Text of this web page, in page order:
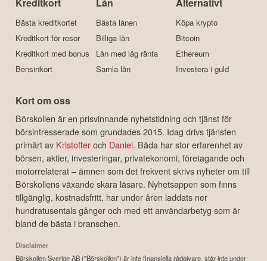
Kreditkort
Bästa kreditkortet
Kreditkort för resor
Kreditkort med bonus
Bensinkort
Lån
Bästa lånen
Billiga lån
Lån med låg ränta
Samla lån
Alternativt
Köpa krypto
Bitcoin
Ethereum
Investera i guld
Kort om oss
Börskollen är en prisvinnande nyhetstidning och tjänst för
börsintresserade som grundades 2015. Idag drivs tjänsten
primärt av Kristofferoch Daniel. Båda har stor erfarenhet av
börsen, aktier, investeringar, privatekonomi, företagande och
motorrelaterat – ämnen som det frekvent skrivs nyheter om till
Börskollens växande skara läsare. Nyhetsappen som finns
tillgänglig, kostnadsfritt, har under åren laddats ner
hundratusentals gånger och med ett användarbetyg som är
bland de bästa i branschen.
Disclaimer
Börskollen Sverige AB ("Börskollen") är inte finansiella rådgivare, står inte under